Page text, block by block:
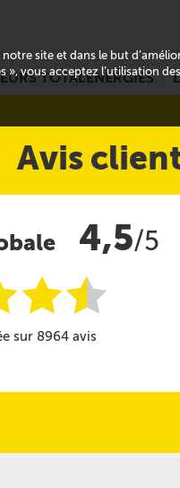
TOTALENERGIES
Avis
4,5/5
ii
@
sur 8964 avis
site et dans le but
vous acceptez l’utilisation